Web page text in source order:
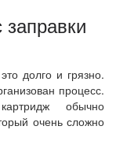
заправки
долго и грязно.
процесс.
обычно
очень сложно